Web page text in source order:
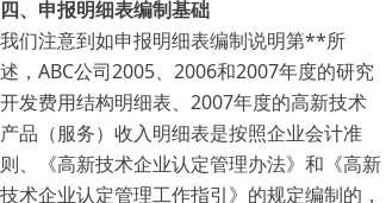
四、申报明细表编制基础
我们注意到如申报明细表编制说明第**所
述，ABC公司2005、2006和2007年度的研究
开发费用结构明细表、2007年度的高新技术
产品（服务）收入明细表是按照企业会计准
则、《高新技术企业认定管理办法》和《高新
技术企业认定管理工作指引》的规定编制的，